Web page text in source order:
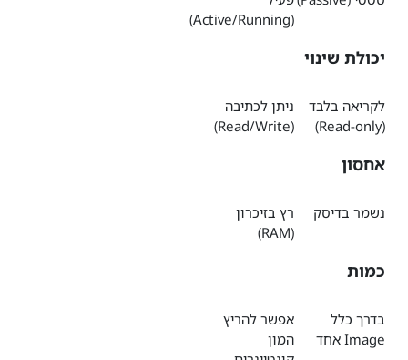
(Active/Running)
יכולת שינוי
לקריאה בלבד
(Read-only)
ניתן לכתיבה
(Read/Write)
אחסון
נשמר בדיסק
רץ בזיכרון
(RAM)
כמות
בדרך כלל
Image אחד
אפשר להריץ
המון